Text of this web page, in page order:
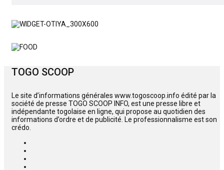
TOGO SCOOP
Le site d’informations générales www.togoscoop.info édité par la
société de presse TOGO SCOOP INFO, est une presse libre et
indépendante togolaise en ligne, qui propose au quotidien des
informations d’ordre et de publicité. Le professionnalisme est son
crédo.